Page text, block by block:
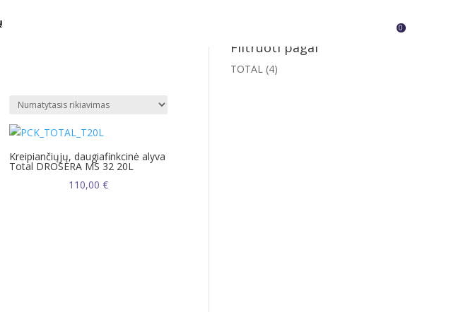
0
Kreipiančiųjų, daugiafinkcinė alyva
Total DROSERA MS 32 20L
110,00 €
Filtruoti pagal
TOTAL (4)